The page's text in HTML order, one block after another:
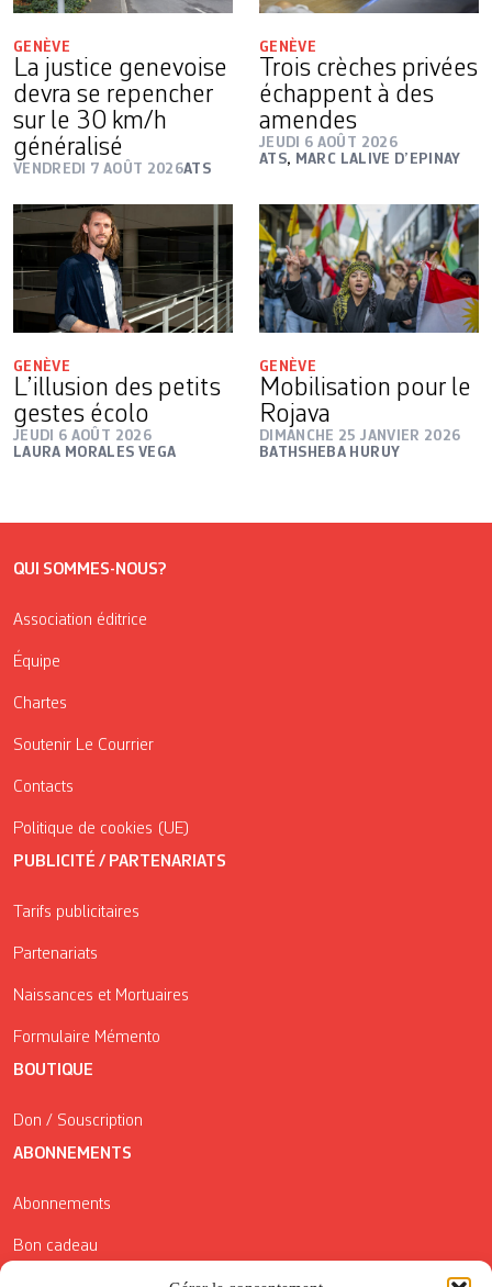
GENÈVE
La justice genevoise
devra se repencher
sur le 30 km/h
généralisé
VENDREDI 7 AOÛT 2026ATS
GENÈVE
Trois crèches privées
échappent à des
amendes
JEUDI 6 AOÛT 2026
ATS, MARC LALIVE D’EPINAY
GENÈVE
L’illusion des petits
gestes écolo
JEUDI 6 AOÛT 2026
LAURA MORALES VEGA
GENÈVE
Mobilisation pour le
Rojava
DIMANCHE 25 JANVIER 2026
BATHSHEBA HURUY
QUI SOMMES-NOUS?
Association éditrice
Équipe
Chartes
Soutenir Le Courrier
Contacts
Politique de cookies (UE)
PUBLICITÉ / PARTENARIATS
Tarifs publicitaires
Partenariats
Naissances et Mortuaires
Formulaire Mémento
BOUTIQUE
Don / Souscription
ABONNEMENTS
Abonnements
Bon cadeau